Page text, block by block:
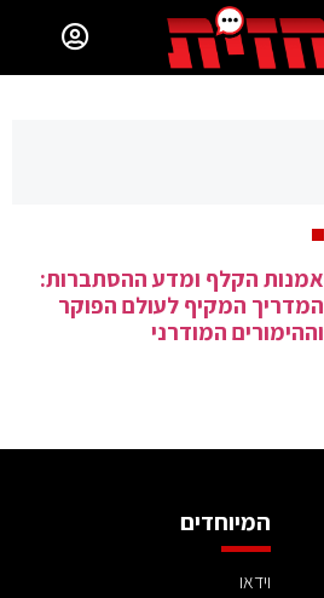
אמנות הקלף ומדע ההסתברות:
המדריך המקיף לעולם הפוקר
וההימורים המודרני
המיוחדים
וידאו